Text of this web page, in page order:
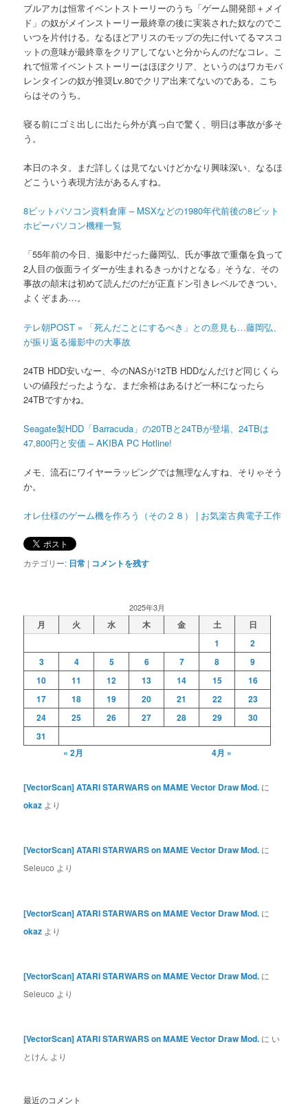
ブルアカは恒常イベントストーリーのうち「ゲーム開発部＋メイ
ド」の奴がメインストーリー最終章の後に実装された奴なのでこ
いつを片付ける。なるほどアリスのモップの先に付いてるマスコ
ットの意味が最終章をクリアしてないと分からんのだなコレ。こ
れで恒常イベントストーリーはほぼクリア、というのはワカモバ
レンタインの奴が推奨Lv.80でクリア出来てないのである。こち
らはそのうち。
寝る前にゴミ出しに出たら外が真っ白で驚く、明日は事故が多そ
う。
本日のネタ。まだ詳しくは見てないけどかなり興味深い、なるほ
どこういう表現方法があるんすね。
8ビットパソコン資料倉庫 – MSXなどの1980年代前後の8ビット
ホビーパソコン機種一覧
「55年前の今日、撮影中だった藤岡弘、氏が事故で重傷を負って
2人目の仮面ライダーが生まれるきっかけとなる」そうな、その
事故の顛末は初めて読んだのだが正直ドン引きレベルできつい。
よくぞまあ…。
テレ朝POST » 「死んだことにするべき」との意見も…藤岡弘、
が振り返る撮影中の大事故
24TB HDD安いなー、今のNASが12TB HDDなんだけど同じくら
いの値段だったような。まだ余裕はあるけど一杯になったら
24TBですかね。
Seagate製HDD「Barracuda」の20TBと24TBが登場、24TBは
47,800円と安価 – AKIBA PC Hotline!
メモ、流石にワイヤーラッピングでは無理なんすね、そりゃそう
か。
オレ仕様のゲーム機を作ろう（その２８） | お気楽古典電子工作
カテゴリー: 日常 | コメントを残す
2025年3月
月 火 水 木 金 土
日
1
2
3
4 5 6 7 8
9
10
11 12 13 14 15
16
17
18 19 20 21 22
23
24
25 26 27 28 29
30
31
« 2月
4月 »
[VectorScan] ATARI STARWARS on MAME Vector Draw Mod. に
okaz より
[VectorScan] ATARI STARWARS on MAME Vector Draw Mod. に
Seleuco より
[VectorScan] ATARI STARWARS on MAME Vector Draw Mod. に
okaz より
[VectorScan] ATARI STARWARS on MAME Vector Draw Mod. に
Seleuco より
[VectorScan] ATARI STARWARS on MAME Vector Draw Mod. に い
とけん より
最近のコメント